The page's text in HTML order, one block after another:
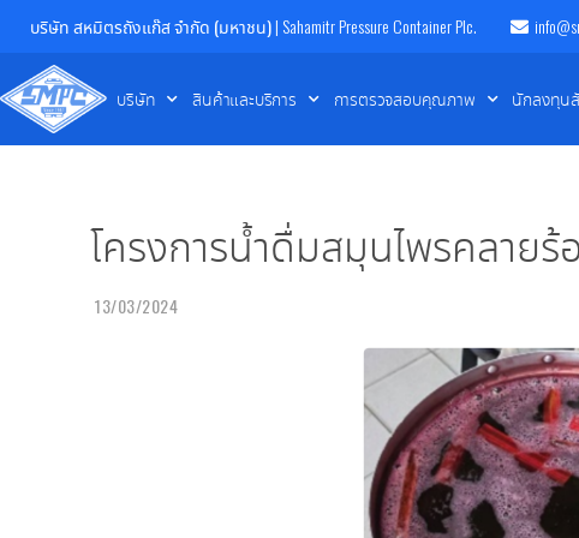
บริษัท สหมิตรถังแก๊ส จำกัด (มหาชน)| Sahamitr Pressure Container Plc.
บริษัท สินค้าและบริการ การตรวจสอบคุณภาพ นักลงทุน
โครงการน้ำดื่มสมุนไพรคลายร้
13/03/2024